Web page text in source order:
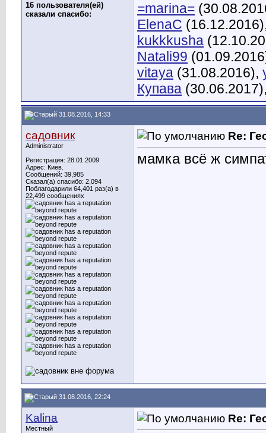
16 пользователя(ей)
сказали cпасибо:
=marina=
ElenaC
kukkkusha
Natali99
vitaya (31.08.2016),
Купава
31.08.2016, 14:33
садовник
Administrator
Регистрация: 28.01.2009
Адрес: Киев.
Сообщений: 39,985
Сказал(а) спасибо: 2,094
Поблагодарили 64,401 раз(а) в
22,499 сообщениях
Re:
мамка всё ж
31.08.2016, 22:24
Kalina
Местный
Re: